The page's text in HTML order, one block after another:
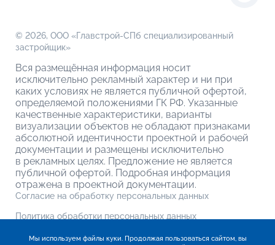
© 2026, ООО «Главстрой-СПб специализированный
застройщик»
Вся размещённая информация носит
исключительно рекламный характер и ни при
каких условиях не является публичной офертой,
определяемой положениями ГК РФ. Указанные
качественные характеристики, варианты
визуализации объектов не обладают признаками
абсолютной идентичности проектной и рабочей
документации и размещены исключительно
в рекламных целях. Предложение не является
публичной офертой. Подробная информация
отражена в проектной документации.
Согласие на обработку персональных данных
Политика обработки персональных данных
Мы используем файлы куки. Продолжая пользоваться сайтом, вы